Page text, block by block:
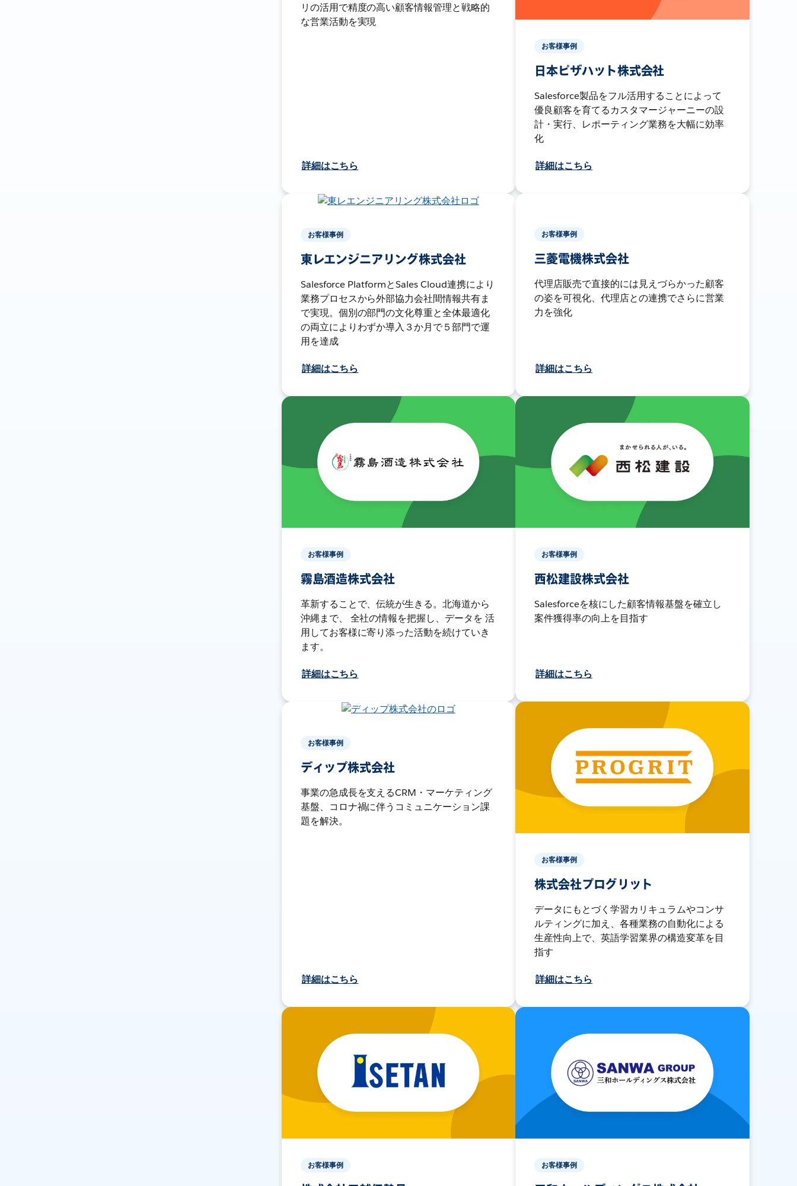
リの活用で精度の高い顧客情報管理と戦略的
な営業活動を実現
詳細はこちら
お客様事例
日本ピザハット株式会社
Salesforce製品をフル活用することによって
優良顧客を育てるカスタマージャーニーの設
計・実行、レポーティング業務を大幅に効率
化
詳細はこちら
お客様事例
東レエンジニアリング株式会社
Salesforce PlatformとSales Cloud連携により
業務プロセスから外部協力会社間情報共有ま
で実現。個別の部門の文化尊重と全体最適化
の両立によりわずか導入３か月で５部門で運
用を達成
詳細はこちら
お客様事例
三菱電機株式会社
代理店販売で直接的には見えづらかった顧客
の姿を可視化、代理店との連携でさらに営業
力を強化
詳細はこちら
お客様事例
霧島酒造株式会社
革新することで、伝統が生きる。北海道から
沖縄まで、 全社の情報を把握し、データを 活
用してお客様に寄り添った活動を続けていき
ます。
詳細はこちら
お客様事例
西松建設株式会社
Salesforceを核にした顧客情報基盤を確立し
案件獲得率の向上を目指す
詳細はこちら
お客様事例
ディップ株式会社
事業の急成長を支えるCRM・マーケティング
基盤、コロナ禍に伴うコミュニケーション課
題を解決。
詳細はこちら
お客様事例
株式会社プログリット
データにもとづく学習カリキュラムやコンサ
ルティングに加え、各種業務の自動化による
生産性向上で、英語学習業界の構造変革を目
指す
詳細はこちら
お客様事例 お客様事例